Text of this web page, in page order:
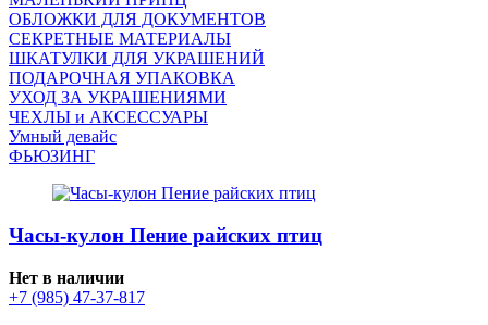
ОБЛОЖКИ ДЛЯ ДОКУМЕНТОВ
СЕКРЕТНЫЕ МАТЕРИАЛЫ
ШКАТУЛКИ ДЛЯ УКРАШЕНИЙ
ПОДАРОЧНАЯ УПАКОВКА
УХОД ЗА УКРАШЕНИЯМИ
ЧEХЛЫ и АКСЕССУАРЫ
Умный девайс
ФЬЮЗИНГ
Часы-кулон Пение райских птиц
Нет в наличии
+7 (985) 47-37-817